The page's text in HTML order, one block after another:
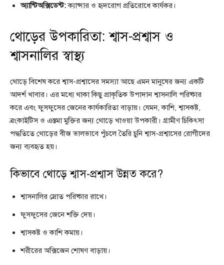
অ্যান্টিঅক্সিডেন্ট:ক্যান্সার ও হৃদরোগ প্রতিরোধে কার্যকর।
থোড়ের উপকারিতা: শ্বাস-প্রশ্বাস ও
শ্বাসনালির স্বাস্থ্য
থোড়ে বিশেষ করে শ্বাস-প্রশ্বাসের সমস্যা আছে এমন মানুষের জন্য একটি
আদর্শ খাবার। এর মধ্যে থাকা কিছু প্রাকৃতিক উপাদান শ্বাসনালি পরিষ্কার
করে এবং ফুসফুসের জেনের কার্যকারিতা বাড়ায়। যেমন, কাশি, শ্বাসকষ্ট,
ব্রংকাইটিস ও এস্তমা মুক্তির জন্য থোড়ে খাওয়া উপকারী। গ্রামীণ চিকিৎসা
পদ্ধতিতে থোড়ের বীজ ভালভাবে পুঁচলে তৈরি চুনি শ্বাস-প্রশ্বাসের রোগীদের
জন্য ব্যবহৃত হয়।
কিভাবে থোড়ে শ্বাস-প্রশ্বাস উন্নত করে?
শ্বাসনালির স্রোত পরিষ্কার রাখে।
ফুসফুসের জেনে শক্তি দেয়।
শ্বাসকষ্ট ও কাশি কমায়।
শরীরের অক্সিজেন শোষণ বাড়ায়।